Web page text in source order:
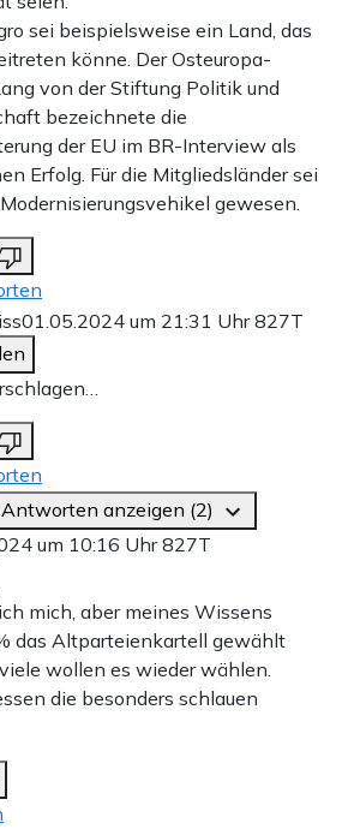
sei beispielsweise ein Land, das
könne. Der Osteuropa-
von der Stiftung Politik und
bezeichnete die
der EU im BR-Interview als
Erfolg. Für die Mitgliedsländer sei
gewesen.
01.05.2024 um 21:31 Uhr827T
anzeigen (2)
um 10:16 Uhr827T
mich, aber meines Wissens
das Altparteienkartell gewählt
wollen es wieder wählen.
die besonders schlauen